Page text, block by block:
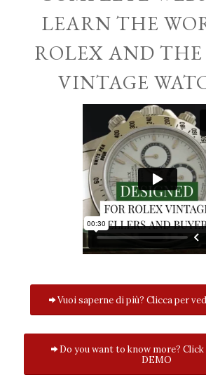
LEARN THE
ROLEX AND
VINTAGE
Vuoi saperne di più? Clicca per
Do you want to know more?
DEMO